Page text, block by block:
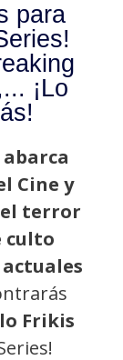
para
¡Lo
Cine y
terror
culto
Frikis